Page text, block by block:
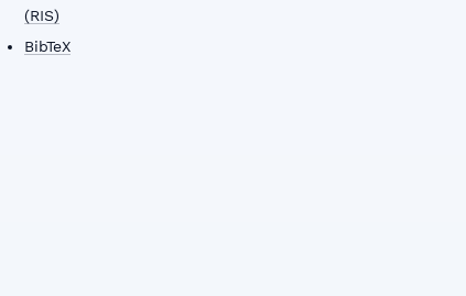
(RIS)
BibTeX